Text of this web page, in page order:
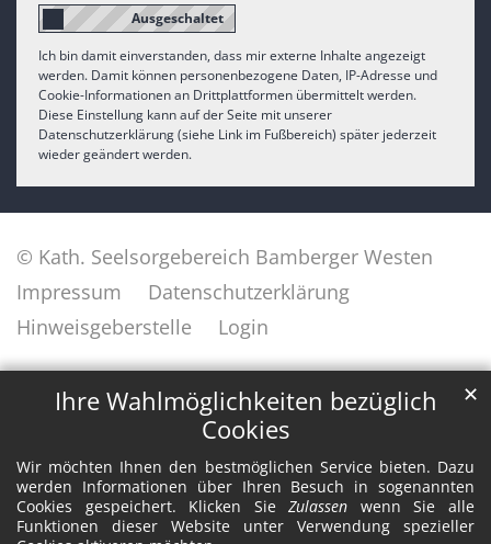
Ihre Wahlmöglichkeiten bezüglich
Cookies
Wir möchten Ihnen den bestmöglichen Service bieten. Dazu
werden Informationen über Ihren Besuch in sogenannten
Cookies gespeichert. Klicken SieZulassen wenn Sie alle
Funktionen dieser Website unter Verwendung spezieller
✕
Ich bin damit einverstanden, dass mir externe Inhalte angezeigt
werden. Damit können personenbezogene Daten, IP-Adresse und
Cookie-Informationen an Drittplattformen übermittelt werden.
Diese Einstellung kann auf der Seite mit unserer
Datenschutzerklärung (siehe Link im Fußbereich) später jederzeit
wieder geändert werden.
© Kath. Seelsorgebereich Bamberger Westen
Impressum
Datenschutzerklärung
Hinweisgeberstelle
Login